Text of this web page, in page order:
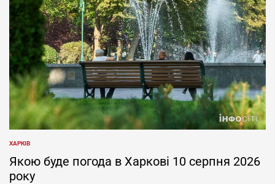
ОПУБЛІКУВАТИ
У
ХАРКІВ
Якою буде погода в Харкові 10 серпня 2026
року